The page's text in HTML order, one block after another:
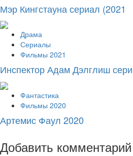
Мэр Кингстауна сериал (2021
Драма
Сериалы
Фильмы 2021
Инспектор Адам Дэлглиш
Фантастика
Фильмы 2020
Артемис Фаул 2020
Добавить комментарий